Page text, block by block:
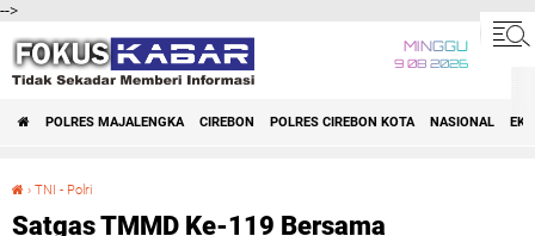
-->
MINGGU
9 08 2026
POLRES MAJALENGKA CIREBON POLRES CIREBON KOTA NASIONAL
› TNI - Polri
Satgas TMMD Ke-119 Bersama